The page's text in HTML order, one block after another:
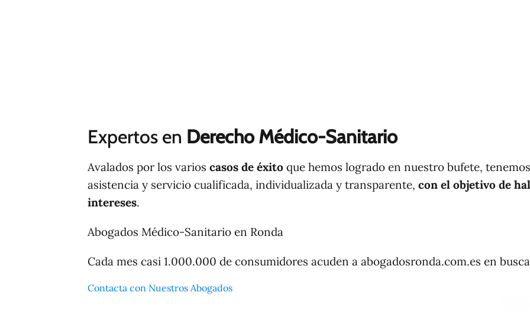
Expertos en Derecho Médico-Sanitario
Avalados por los varios casos de éxito que hemos logrado en nuestro bufete,
asistencia y servicio cualificada, individualizada y transparente, con el objetivo de
intereses.
Abogados Médico-Sanitario en Ronda
Cada mes casi 1.000.000 de consumidores acuden a abogadosronda.com.es en
Contacta con Nuestros Abogados